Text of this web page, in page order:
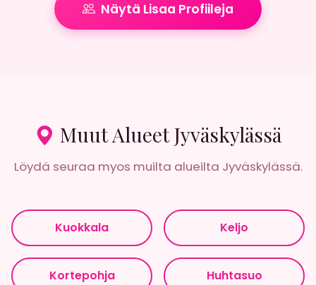
Näytä Lisaa Profiileja
Muut Alueet Jyväskylässä
Löydä seuraa myos muilta alueilta Jyväskylässä.
Kuokkala Keljo
Kortepohja Huhtasuo